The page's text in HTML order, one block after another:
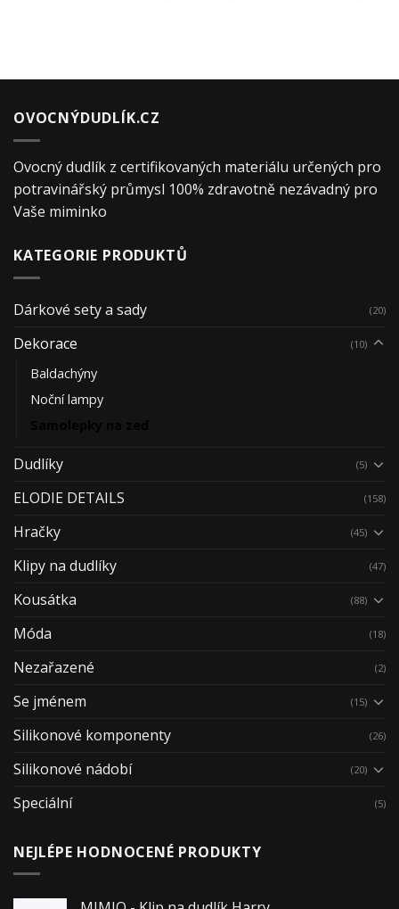
OVOCNÝDUDLÍK.CZ
Ovocný dudlík z certifikovaných materiálu určených pro
potravinářský průmysl 100% zdravotně nezávadný pro
Vaše miminko
KATEGORIE PRODUKTŮ
Dárkové sety a sady (20)
Dekorace (10)
Baldachýny
Noční lampy
Dudlíky (5)
ELODIE DETAILS (158)
Hračky (45)
Klipy na dudlíky (47)
Kousátka (88)
Móda (18)
Nezařazené (2)
Se jménem (15)
Silikonové komponenty (26)
Silikonové nádobí (20)
Speciální (5)
NEJLÉPE HODNOCENÉ PRODUKTY